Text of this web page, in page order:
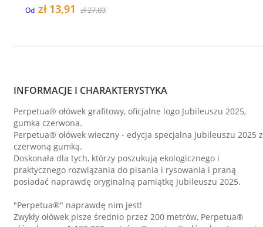
Od zł 13,91 zł 27,03
INFORMACJE I CHARAKTERYSTYKA
Perpetua® ołówek grafitowy, oficjalne logo Jubileuszu 2025,
gumka czerwona.
Perpetua® ołówek wieczny - edycja specjalna Jubileuszu 2025 z
czerwoną gumką.
Doskonała dla tych, którzy poszukują ekologicznego i
praktycznego rozwiązania do pisania i rysowania i praną
posiadać naprawdę oryginalną pamiątkę Jubileuszu 2025.
"Perpetua®" naprawdę nim jest!
Zwykły ołówek pisze średnio przez 200 metrów, Perpetua®